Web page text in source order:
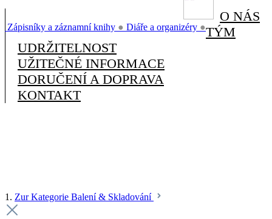
Zápisníky a záznamní knihy ● Diáře a organizéry ●
O NÁS
TÝM
UDRŽITELNOST
UŽITEČNÉ INFORMACE
DORUČENÍ A DOPRAVA
KONTAKT
1. Zur Kategorie Balení & Skladování